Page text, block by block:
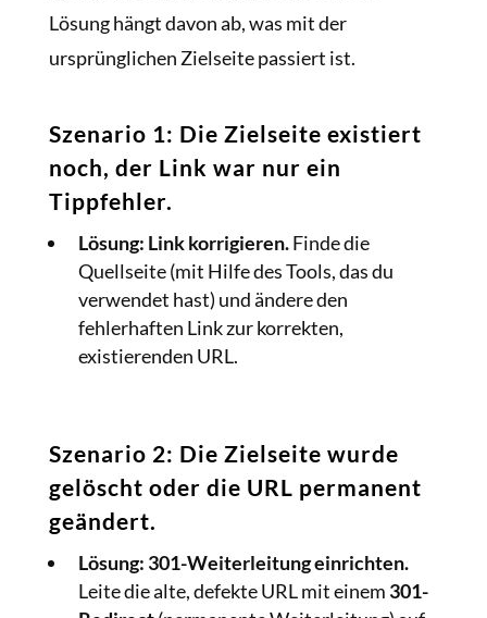
Lösung hängt davon ab, was mit der
ursprünglichen Zielseite passiert ist.
Szenario 1: Die Zielseite existiert
noch, der Link war nur ein
Tippfehler.
Lösung: Link korrigieren.Finde die
Quellseite (mit Hilfe des Tools, das du
verwendet hast) und ändere den
fehlerhaften Link zur korrekten,
existierenden URL.
Szenario 2: Die Zielseite wurde
gelöscht oder die URL permanent
geändert.
Lösung: 301-Weiterleitung einrichten.
Leite die alte, defekte URL mit einem 301-